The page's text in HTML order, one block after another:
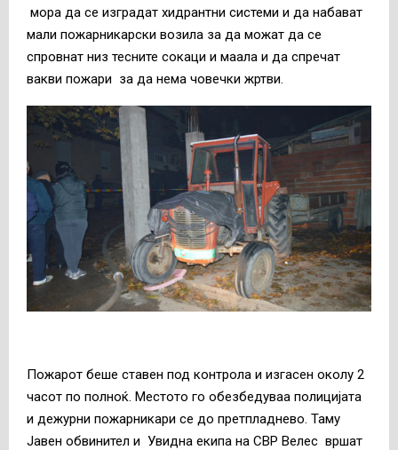
мора да се изградат хидрантни системи и да набават
мали пожарникарски возила за да можат да се
спровнат низ тесните сокаци и маала и да спречат
вакви пожари за да нема човечки жртви.
Пожарот беше ставен под контрола и изгасен околу 2
часот по полноќ. Местото го обезбедуваа полицијата
и дежурни пожарникари се до претпладнево. Таму
Јавен обвинител и Увидна екипа на СВР Велес вршат